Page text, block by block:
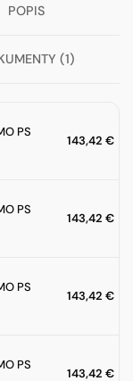
POPIS
(1)
PS
143,42 €
PS
143,42 €
PS
143,42 €
PS
143,42 €